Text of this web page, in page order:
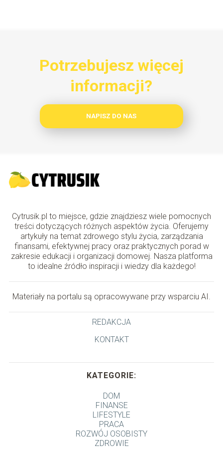
Potrzebujesz więcej
informacji?
NAPISZ DO NAS
Cytrusik.pl to miejsce, gdzie znajdziesz wiele pomocnych
treści dotyczących różnych aspektów życia. Oferujemy
artykuły na temat zdrowego stylu życia, zarządzania
finansami, efektywnej pracy oraz praktycznych porad w
zakresie edukacji i organizacji domowej. Nasza platforma
to idealne źródło inspiracji i wiedzy dla każdego!
Materiały na portalu są opracowywane przy wsparciu AI.
REDAKCJA
KONTAKT
KATEGORIE:
DOM
FINANSE
LIFESTYLE
PRACA
ROZWÓJ OSOBISTY
ZDROWIE